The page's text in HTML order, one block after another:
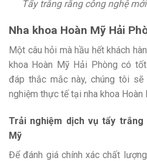
Tẩy trắng răng công nghệ
Nha khoa Hoàn Mỹ Hải
Một câu hỏi mà hầu hết khách
khoa Hoàn Mỹ Hải Phòng có
đáp thắc mắc này, chúng tôi
nghiệm thực tế tại nha khoa Hoàn
Trải nghiệm dịch vụ tẩy
Mỹ
Để đánh giá chính xác chất